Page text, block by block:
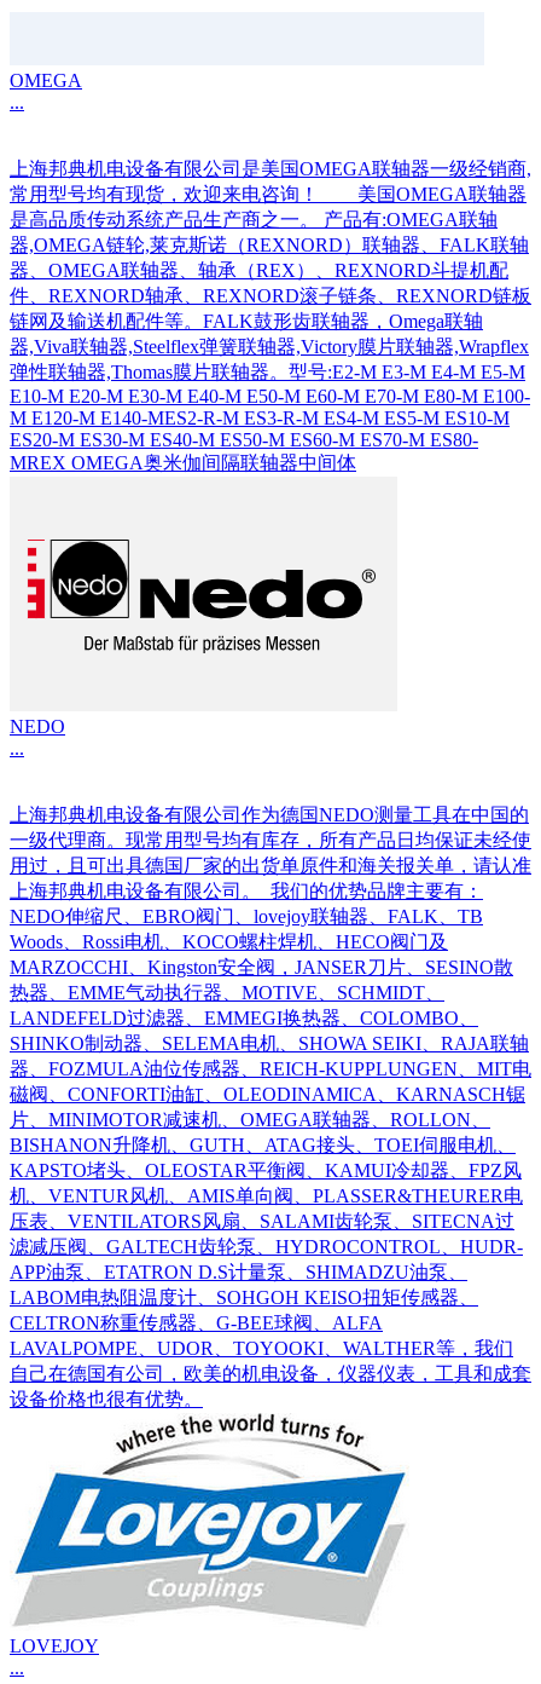
OMEGA
...
上海邦典机电设备有限公司是美国OMEGA联轴器一级经销商,
常用型号均有现货，欢迎来电咨询！ 美国OMEGA联轴器
是高品质传动系统产品生产商之一。 产品有:OMEGA联轴
器,OMEGA链轮,莱克斯诺（REXNORD）联轴器、FALK联轴
器、OMEGA联轴器、轴承（REX）、REXNORD斗提机配
件、REXNORD轴承、REXNORD滚子链条、REXNORD链板
链网及输送机配件等。FALK鼓形齿联轴器，Omega联轴
器,Viva联轴器,Steelflex弹簧联轴器,Victory膜片联轴器,Wrapflex
弹性联轴器,Thomas膜片联轴器。型号:E2-M E3-M E4-M E5-M
E10-M E20-M E30-M E40-M E50-M E60-M E70-M E80-M E100-
M E120-M E140-MES2-R-M ES3-R-M ES4-M ES5-M ES10-M
ES20-M ES30-M ES40-M ES50-M ES60-M ES70-M ES80-
MREX OMEGA奥米伽间隔联轴器中间体
NEDO
...
上海邦典机电设备有限公司作为德国NEDO测量工具在中国的
一级代理商。现常用型号均有库存，所有产品日均保证未经使
用过，且可出具德国厂家的出货单原件和海关报关单，请认准
上海邦典机电设备有限公司。 我们的优势品牌主要有：
NEDO伸缩尺、EBRO阀门、lovejoy联轴器、FALK、TB
Woods、Rossi电机、KOCO螺柱焊机、HECO阀门及
MARZOCCHI、Kingston安全阀，JANSER刀片、SESINO散
热器、EMME气动执行器、MOTIVE、SCHMIDT、
LANDEFELD过滤器、EMMEGI换热器、COLOMBO、
SHINKO制动器、SELEMA电机、SHOWA SEIKI、RAJA联轴
器、FOZMULA油位传感器、REICH-KUPPLUNGEN、MIT电
磁阀、CONFORTI油缸、OLEODINAMICA、KARNASCH锯
片、MINIMOTOR减速机、OMEGA联轴器、ROLLON、
BISHANON升降机、GUTH、ATAG接头、TOEI伺服电机、
KAPSTO堵头、OLEOSTAR平衡阀、KAMUI冷却器、FPZ风
机、VENTUR风机、AMIS单向阀、PLASSER&THEURER电
压表、VENTILATORS风扇、SALAMI齿轮泵、SITECNA过
滤减压阀、GALTECH齿轮泵、HYDROCONTROL、HUDR-
APP油泵、ETATRON D.S计量泵、SHIMADZU油泵、
LABOM电热阻温度计、SOHGOH KEISO扭矩传感器、
CELTRON称重传感器、G-BEE球阀、ALFA
LAVALPOMPE、UDOR、TOYOOKI、WALTHER等，我们
自己在德国有公司，欧美的机电设备，仪器仪表，工具和成套
设备价格也很有优势。
LOVEJOY
...